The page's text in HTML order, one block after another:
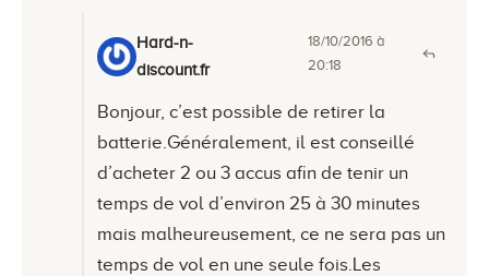
Hard-n-
discount.fr
18/10/2016 à
20:18
Bonjour, c’est possible de retirer la
batterie.Généralement, il est conseillé
d’acheter 2 ou 3 accus afin de tenir un
temps de vol d’environ 25 à 30 minutes
mais malheureusement, ce ne sera pas un
temps de vol en une seule fois.Les